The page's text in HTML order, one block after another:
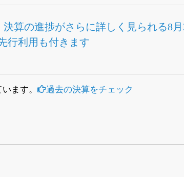
決算の進捗がさらに詳しく見られる8
行利用も付きます
います。 過去の決算をチェック